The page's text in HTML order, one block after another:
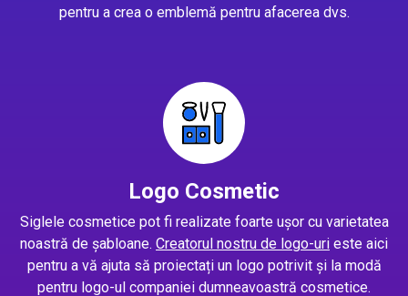
pentru a crea o emblemă pentru afacerea dvs.
Logo Cosmetic
Siglele cosmetice pot fi realizate foarte ușor cu varietatea
noastră de șabloane. Creatorul nostru de logo-uri este aici
pentru a vă ajuta să proiectați un logo potrivit și la modă
pentru logo-ul companiei dumneavoastră cosmetice.